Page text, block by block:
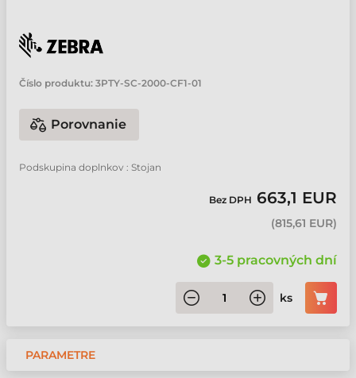
Číslo produktu: 3PTY-SC-2000-CF1-01
Porovnanie
Podskupina doplnkov : Stojan
Bez DPH 663,1 EUR
(815,61 EUR)
3-5 pracovných dní
ks
PARAMETRE